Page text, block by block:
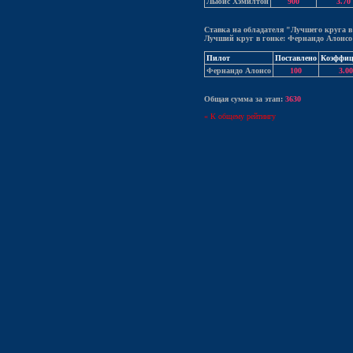
Ставка на обладателя "Лучшего круга
Лучший круг в гонке: Фернандо Алонсо
Пилот Поставлено
Фернандо Алонсо
100 3.00
Общая сумма за этап: 3630
« К общему рейтингу